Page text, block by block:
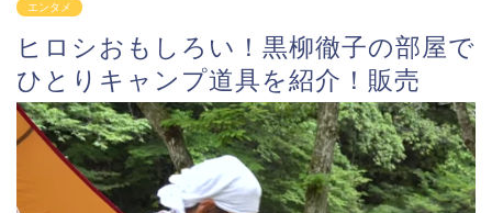
エンタメ
ヒロシおもしろい！黒柳徹子の部屋で
ひとりキャンプ道具を紹介！販売